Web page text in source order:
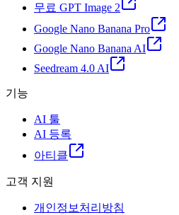
무료 GPT Image 2
Google Nano Banana Pro
Google Nano Banana AI
Seedream 4.0 AI
기능
AI 툴
AI 등록
아티클
고객 지원
개인정보처리방침